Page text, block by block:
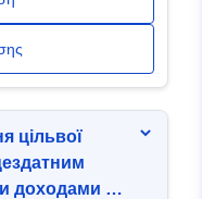
цільвої
доходами на